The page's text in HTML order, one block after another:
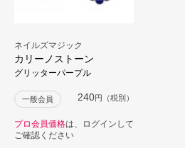
ネイルズマジック
カリーノストーン
グリッターパープル
一般会員 240円（税別）
プロ会員価格は、ログインして
ご確認ください